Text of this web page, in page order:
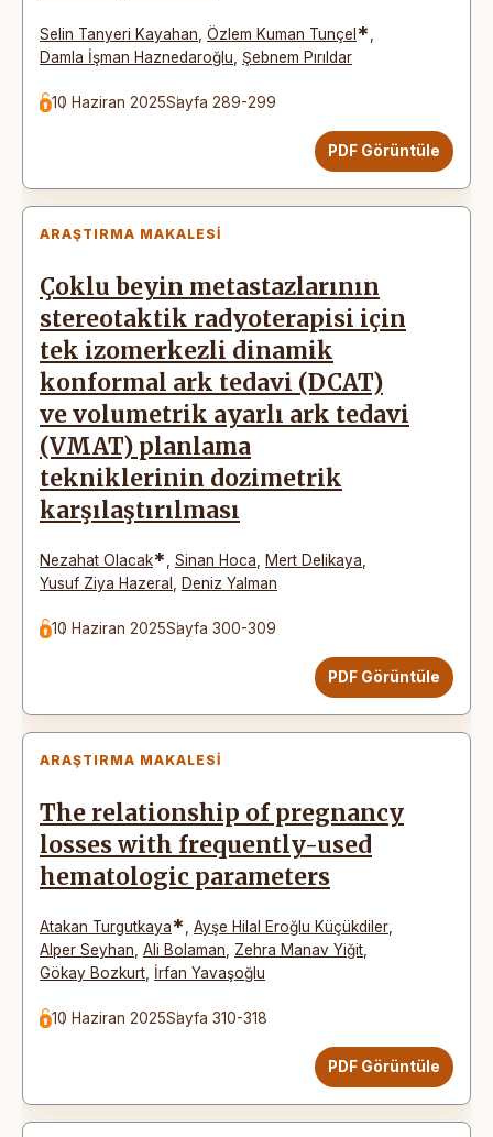
Selin Tanyeri Kayahan Özlem Kuman Tunçel *
Damla İşman Haznedaroğlu Şebnem Pırıldar
10 Haziran 2025Sayfa 289-299
PDF Görüntüle
ARAŞTIRMA MAKALESI
Çoklu beyin metastazlarının
stereotaktik radyoterapisi için
tek izomerkezli dinamik
konformal ark tedavi (DCAT)
ve volumetrik ayarlı ark tedavi
(VMAT) planlama
tekniklerinin dozimetrik
karşılaştırılması
Nezahat Olacak* Sinan Hoca Mert Delikaya
Yusuf Ziya Hazeral
Deniz Yalman
10 Haziran 2025Sayfa 300-309
PDF Görüntüle
ARAŞTIRMA MAKALESI
The relationship of pregnancy
losses with frequently-used
hematologic parameters
Atakan Turgutkaya* Ayşe Hilal Eroğlu Küçükdiler
Alper Seyhan Ali Bolaman Zehra Manav Yiğit
Gökay Bozkurt İrfan Yavaşoğlu
10 Haziran 2025Sayfa 310-318
PDF Görüntüle